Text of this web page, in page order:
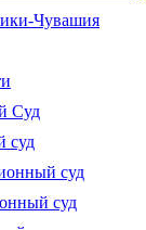
Чувашия
Суд
суд
суд
суд